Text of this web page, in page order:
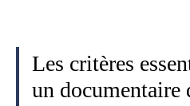
Les critères
un documentaire